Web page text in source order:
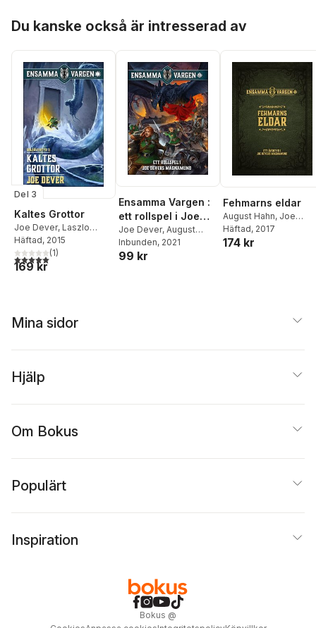
Du kanske också är intresserad av
Del 3
Kaltes Grottor
Joe Dever, Laszlo
Cook
Häftad, 2015
5,0utav 5 stjärnor. Totalt antal röster:
(1)
169 kr
Ensamma Vargen :
ett rollspel i Joe
Devers
Magnamund
Joe Dever, August
Hahn,Matthew
Sprange
Inbunden, 2021
99 kr
Fehmarns eldar
August Hahn, Joe
Denver
Häftad, 2017
174 kr
Mina sidor
Hjälp
Om Bokus
Populärt
Inspiration
Bokus @